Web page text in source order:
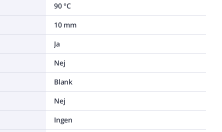
90 °C
10 mm
Ja
Nej
Blank
Nej
Ingen